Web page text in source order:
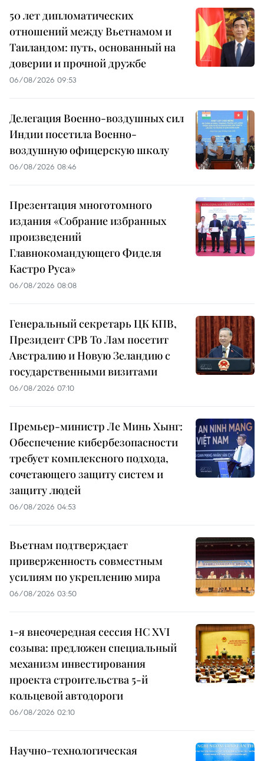
50 лет дипломатических
отношений между Вьетнамом и
Таиландом: путь, основанный на
доверии и прочной дружбе
06/08/2026 09:53
Делегация Военно-воздушных сил
Индии посетила Военно-
воздушную офицерскую школу
06/08/2026 08:46
Презентация многотомного
издания «Собрание избранных
произведений
Главнокомандующего Фиделя
Кастро Руса»
06/08/2026 08:08
Генеральный секретарь ЦК КПВ,
Президент СРВ То Лам посетит
Австралию и Новую Зеландию с
государственными визитами
06/08/2026 07:10
Премьер-министр Ле Минь Хынг:
Обеспечение кибербезопасности
требует комплексного подхода,
сочетающего защиту систем и
защиту людей
06/08/2026 04:53
Вьетнам подтверждает
приверженность совместным
усилиям по укреплению мира
06/08/2026 03:50
1-я внеочередная сессия НС XVI
созыва: предложен специальный
механизм инвестирования
проекта строительства 5-й
кольцевой автодороги
06/08/2026 02:10
Научно-технологическая